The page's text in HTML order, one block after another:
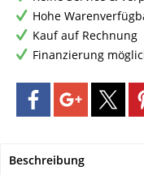
Hohe
Kauf auf Rechnung
Finanzierung
Beschreibung